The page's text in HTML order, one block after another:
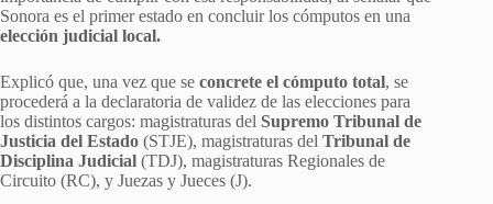
Sonora es el primer estado en concluir los cómputos en una
elección judicial local.
Explicó que, una vez que se concrete el cómputo total, se
procederá a la declaratoria de validez de las elecciones para
los distintos cargos: magistraturas del Supremo Tribunal de
Justicia del Estado (STJE), magistraturas del Tribunal de
Disciplina Judicial (TDJ), magistraturas Regionales de
Circuito (RC), y Juezas y Jueces (J).